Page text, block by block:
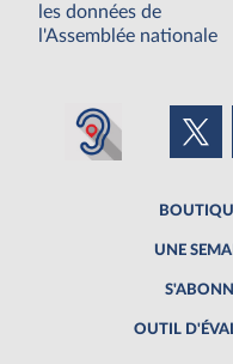
les données de
l'Assemblée nationale
UNE
OUTIL